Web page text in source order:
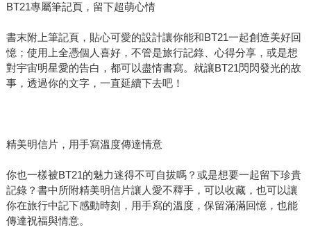
BT21專屬筆記頁，留下超萌心情
書末附上筆記頁，貼心可愛的設計讓你能和BT21一起創造美好回
憶；使用上全憑個人喜好，不管是旅行記錄、心得分享，或是想
對宇宙明星愛的告白，都可以盡情書寫。就讓BT21閃閃發光的故
事，透過你的文字，一直延續下去吧！
精美明信片，用手寫溫度傳達情意
你也一樣被BT21的魅力迷得不可自拔嗎？或是想要一起留下珍貴
記錄？書中所附精美明信片讓人愛不釋手，可以收藏，也可以讓
你在旅行中記下感動時刻，用手寫的溫度，保留滿滿回憶，也能
傳達祝福與情意。